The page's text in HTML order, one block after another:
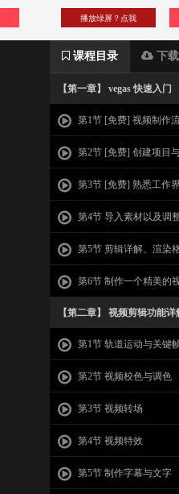
播放绿屏？点我
课程目录 下
【第一章】 vegas 快速入门
第1节 [免费] 视频制作
第2节 [免费] 创建项目
第3节 [免费] 熟悉工作
第4节 导入素材以及调
第5节 剪辑详解、渲染
第6节 制作一个精美的
【第二章】 视频剪辑功能详
第1节 轨道运动与关键
第2节 视频校色与调色
第3节 视频转场
第4节 视频特效
第5节 制作字幕与文字